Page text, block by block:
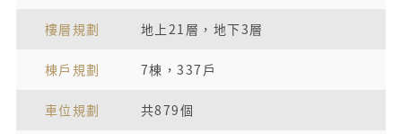
樓層規劃 地上21層，地下3層
棟戶規劃 7棟，337戶
車位規劃 共879個